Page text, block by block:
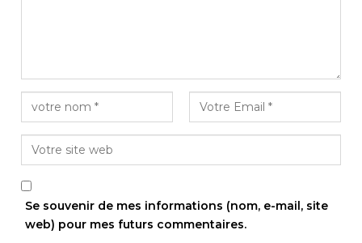
Se souvenir de mes informations (nom, e-mail, site
web) pour mes futurs commentaires.